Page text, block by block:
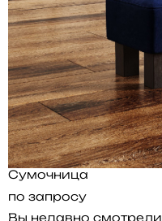
Сумочница
по запросу
Вы недавно смотрели